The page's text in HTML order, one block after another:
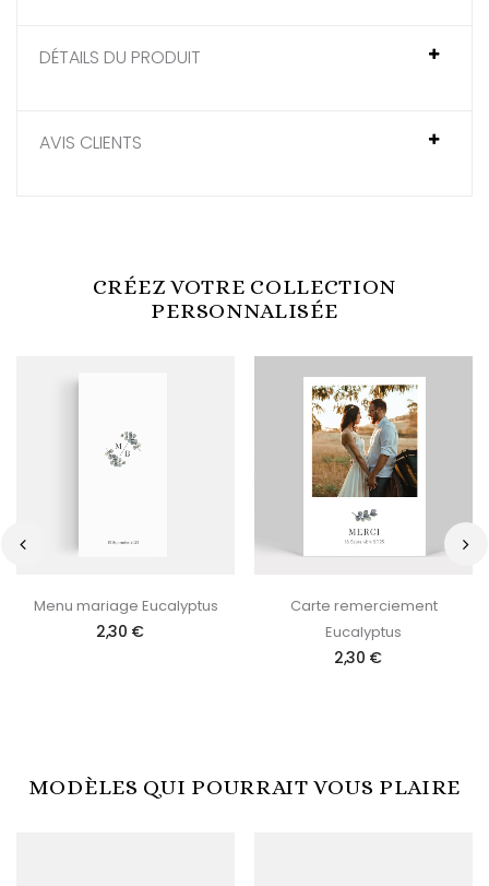
DÉTAILS DU PRODUIT
AVIS CLIENTS
CRÉEZ VOTRE COLLECTION
PERSONNALISÉE
Menu mariage Eucalyptus
2,30 €
Carte remerciement
Eucalyptus
2,30 €
MODÈLES QUI POURRAIT VOUS PLAIRE